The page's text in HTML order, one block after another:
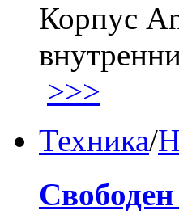
Корпус
>>>
Техника/